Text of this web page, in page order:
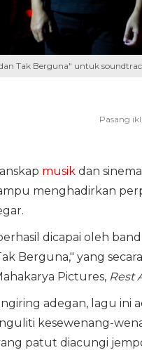
Tak Berguna" untuk
musik dan
menghadirkan
dicapai oleh
Berguna," yang
Pictures, Rest
adegan, lagu ini
kesewenang-
patut diacungi